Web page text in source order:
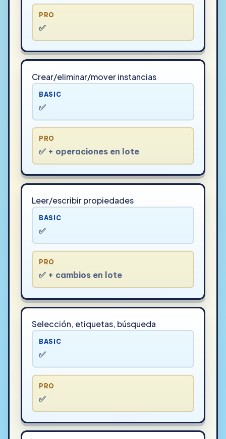
PRO
✅
Crear/eliminar/mover instancias
BASIC
✅
PRO
✅ + operaciones en lote
Leer/escribir propiedades
BASIC
✅
PRO
✅ + cambios en lote
Selección, etiquetas, búsqueda
BASIC
✅
PRO
✅